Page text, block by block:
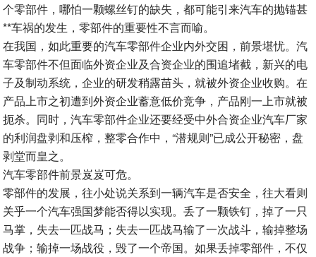
个零部件，哪怕一颗螺丝钉的缺失，都可能引来汽车的抛锚甚
**车祸的发生，零部件的重要性不言而喻。
在我国，如此重要的汽车零部件企业内外交困，前景堪忧。汽
车零部件不但面临外资企业及合资企业的围追堵截，新兴的电
子及制动系统，企业的研发稍露苗头，就被外资企业收购。在
产品上市之初遭到外资企业蓄意低价竞争，产品刚一上市就被
扼杀。同时，汽车零部件企业还要经受中外合资企业汽车厂家
的利润盘剥和压榨，整零合作中，“潜规则”已成公开秘密，盘
剥堂而皇之。
汽车零部件前景岌岌可危。
零部件的发展，往小处说关系到一辆汽车是否安全，往大看则
关乎一个汽车强国梦能否得以实现。丢了一颗铁钉，掉了一只
马掌，失去一匹战马；失去一匹战马输了一次战斗，输掉整场
战争；输掉一场战役，毁了一个帝国。如果丢掉零部件，不仅